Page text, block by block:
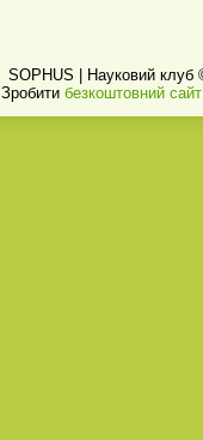
SOPHUS | Науковий клуб
Зробити безкоштовний сайт